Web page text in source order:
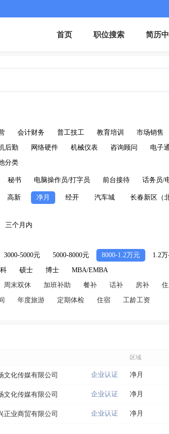
首页 职位搜索 简历
会计财务 普工技工 教育培训 市场销售
后勤 网络硬件 机械仪表 咨询顾问 电子
分类
秘书 电脑操作员/打字员 前台接待 话务员/
高新 净月 经开 汽车城 长春新区（
三个月内
3000-5000元 5000-8000元 8000-1.2万元 1.2
硕士 博士 MBA/EMBA
周末双休 加班补助 餐补 话补 房补
年度旅游 定期体检 住宿 工龄工资
区域
文化传媒有限公司 企业认证 净月
文化传媒有限公司 企业认证 净月
正业商贸有限公司 企业认证 净月